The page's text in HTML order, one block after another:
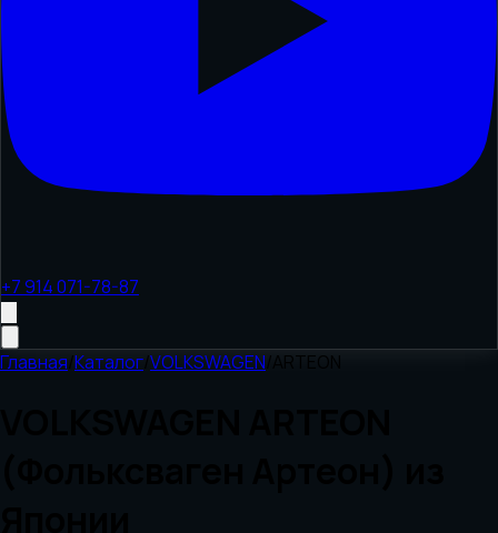
+7 914 071-78-87
Главная/Каталог/VOLKSWAGEN/ARTEON